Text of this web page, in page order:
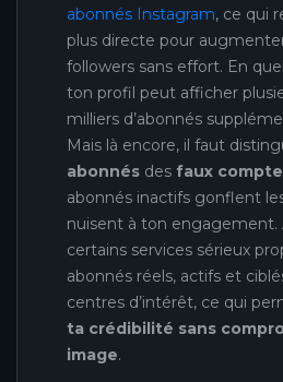
abonnés Instagram, ce qui
plus directe pour
followers sans effort. En
ton profil peut afficher
milliers d’abonnés
Mais là encore, il faut
abonnés des faux
abonnés inactifs gonflent
nuisent à ton engagement.
certains services sérieux
abonnés réels, actifs et
centres d’intérêt, ce qui
ta crédibilité sans
image.